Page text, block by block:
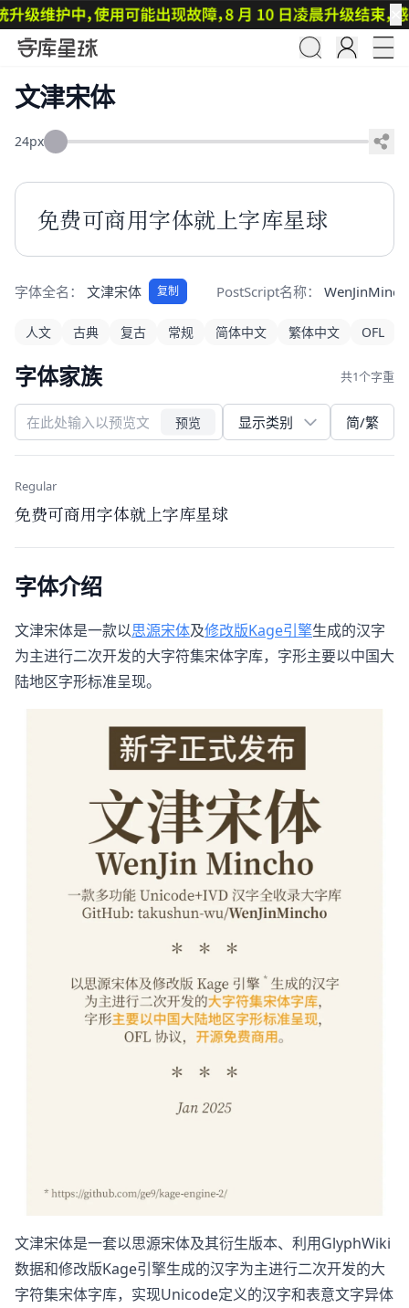
文津宋体
24px
免费可商用字体就上字库星球
字体全名： 文津宋体 复制 PostScript名称：
人文 古典 复古 常规 简体中文 繁体中文 OFL
字体家族 共1个字重
预览 简/繁
Regular
免费可商用字体就上字库星球
字体介绍
文津宋体是一款以思源宋体及修改版Kage引擎生成的汉字
为主进行二次开发的大字符集宋体字库，字形主要以中国大
陆地区字形标准呈现。
文津宋体是一套以思源宋体及其衍生版本、利用GlyphWiki
数据和修改版Kage引擎生成的汉字为主进行二次开发的大
字符集宋体字库，实现Unicode定义的汉字和表意文字异体